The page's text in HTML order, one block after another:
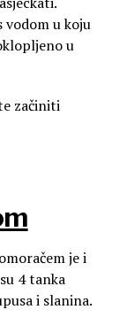
vodom u koju
u
začiniti
je i
4 tanka
i slanina.